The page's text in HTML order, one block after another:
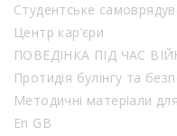
Студентське
Центр кар’єри
ПОВЕДІНКА ПІД ЧАС
Протидія булінгу та
Методичні матеріали
En GB